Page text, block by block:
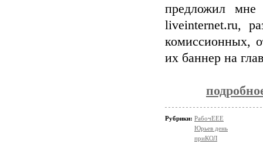
предложил мне
liveinternet.ru,
комиссионных,
их баннер на
Рубрики: РабочЕЕЕ
Юрьев день
приКОЛ